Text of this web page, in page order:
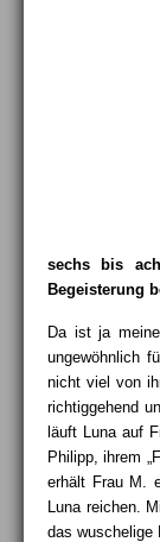
sechs bis
Begeisterung
Da ist ja
ungewöhnlich
nicht viel von
richtiggehend
läuft Luna auf
Philipp, ihrem
erhält Frau M.
Luna reichen.
das wuschelige